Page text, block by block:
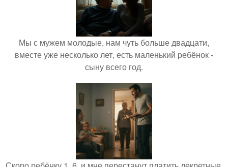
Мы с мужем молодые, нам чуть больше двадцати,
вместе уже несколько лет, есть маленький ребёнок -
сыну всего год.